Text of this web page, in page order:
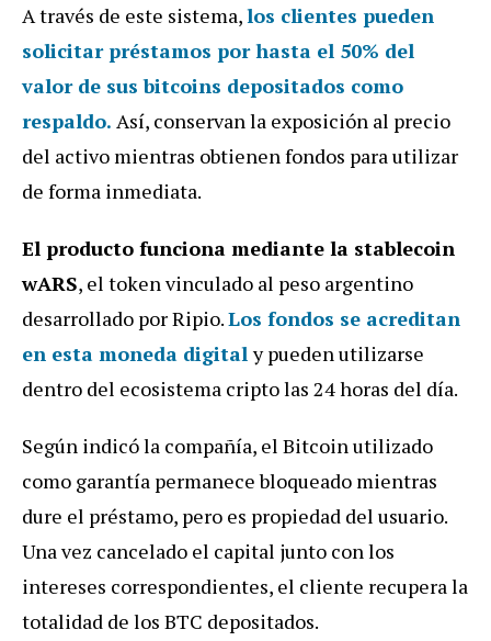
A través de este sistema,los clientes pueden
solicitar préstamos por hasta el 50% del
valor de sus bitcoins depositados como
respaldo. Así, conservan la exposición al precio
del activo mientras obtienen fondos para utilizar
de forma inmediata.
El producto funciona mediante la stablecoin
wARS, el token vinculado al peso argentino
desarrollado por Ripio.Los fondos se acreditan
en esta moneda digitaly pueden utilizarse
dentro del ecosistema cripto las 24 horas del día.
Según indicó la compañía, el Bitcoin utilizado
como garantía permanece bloqueado mientras
dure el préstamo, pero es propiedad del usuario.
Una vez cancelado el capital junto con los
intereses correspondientes, el cliente recupera la
totalidad de los BTC depositados.